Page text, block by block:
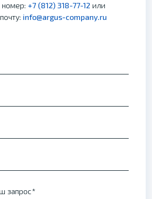
номер: +7 (812) 318-77-12 или
info@argus-company.ru
запрос